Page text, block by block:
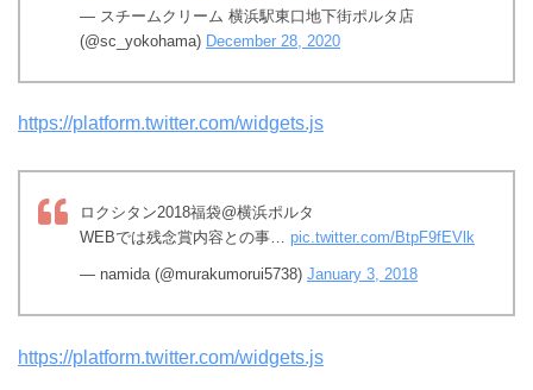
— スチームクリーム 横浜駅東口地下街ポルタ店
(@sc_yokohama) December 28, 2020
https://platform.twitter.com/widgets.js
ロクシタン2018福袋@横浜ポルタ
WEBでは残念賞内容との事… pic.twitter.com/BtpF9fEVlk
— namida (@murakumorui5738) January 3, 2018
https://platform.twitter.com/widgets.js